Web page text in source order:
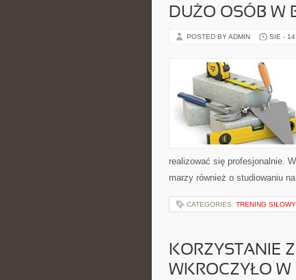
DUŻO OSÓB W
POSTED BY ADMIN SIE -
realizować się profesjonalnie.
marzy również o studiowaniu
CATEGORIES: TRENING SIŁOWY
KORZYSTANIE
WKROCZYŁO W